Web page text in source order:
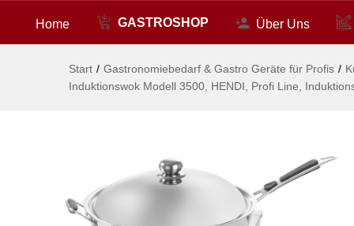
Home GASTROSHOP Über Uns
Start / Gastronomiebedarf & Gastro Geräte für Profis /
Induktionswok Modell 3500, HENDI, Profi Line,